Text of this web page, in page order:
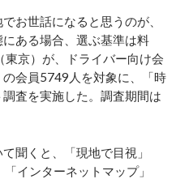
お世話になると思うのが、
ある場合、選ぶ基準は料
京）が、ドライバー向け会
会員5749人を対象に、「時
査を実施した。調査期間は
聞くと、「現地で目視」
インターネットマップ」